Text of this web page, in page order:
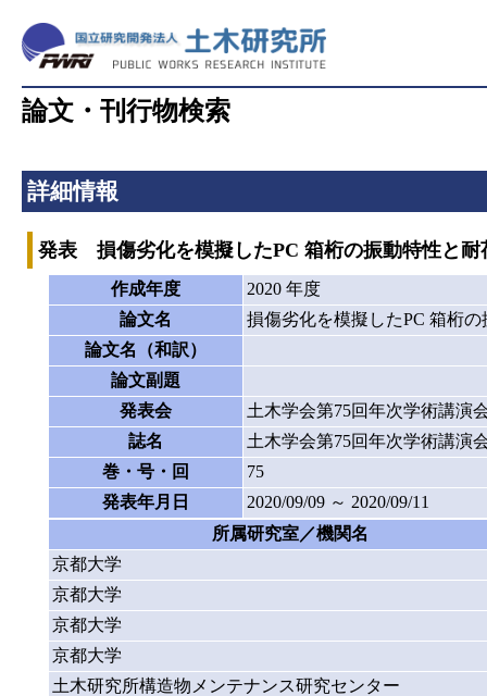
論文・刊行物検索
詳細情報
発表 損傷劣化を模擬したPC 箱桁の振動特性と耐
作成年度
2020 年度
論文名
損傷劣化を模擬したPC 箱桁
論文名（和訳）
論文副題
発表会
土木学会第75回年次学術講演
誌名
土木学会第75回年次学術講演
巻・号・回
75
発表年月日
2020/09/09 ～ 2020/09/11
所属研究室／機関名
京都大学
京都大学
京都大学
京都大学
土木研究所構造物メンテナンス研究センター